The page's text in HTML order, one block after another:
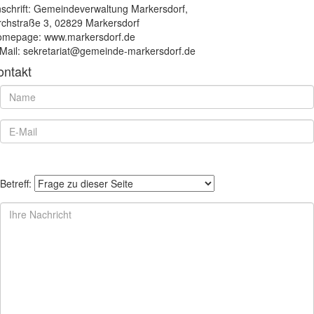
Gemeindeverwaltung Markersdorf,
3, 02829 Markersdorf
www.markersdorf.de
sekretariat@gemeinde-markersdorf.de
Betreff: